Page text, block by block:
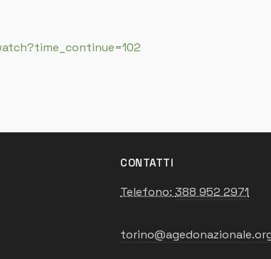
CONTATTI
Telefono: 388 952 2971